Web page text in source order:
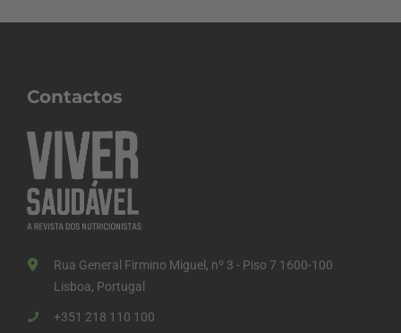
Contactos
Rua General Firmino Miguel, nº 3 - Piso 7 1600-100
Lisboa, Portugal
+351 218 110 100